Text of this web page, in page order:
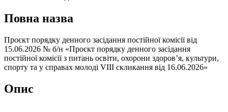
Повна назва
Проєкт порядку денного засідання постійної комісії від
15.06.2026 № б/н «Проєкт порядку денного засідання
постійної комісії з питань освіти, охорони здоров’я, культури,
спорту та у справах молоді VIІI скликання від 16.06.2026»
Опис